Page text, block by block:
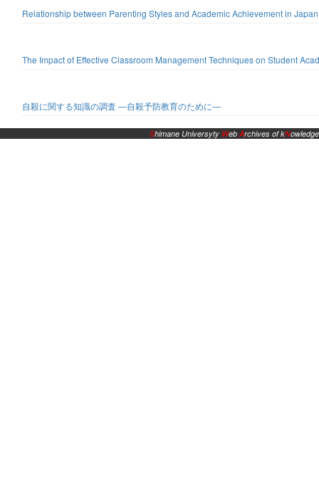
Relationship between Parenting Styles and Academic Achievement in
The Impact of Effective Classroom Management Techniques on Student
自殺に関する知識の調査 ―自殺予防教育のために―
Shimane Universyty WebArchives of kNowledge